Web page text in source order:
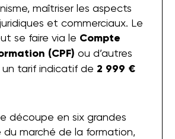
maîtriser les aspects
et commerciaux. Le
se faire via le Compte
(CPF) ou d’autres
tarif indicatif de 2 999 €
découpe en six grandes
du marché de la formation,